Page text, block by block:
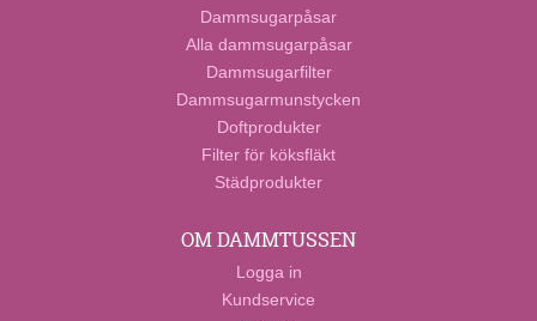
Dammsugarpåsar
Alla dammsugarpåsar
Dammsugarfilter
Dammsugarmunstycken
Doftprodukter
Filter för köksfläkt
Städprodukter
OM DAMMTUSSEN
Logga in
Kundservice